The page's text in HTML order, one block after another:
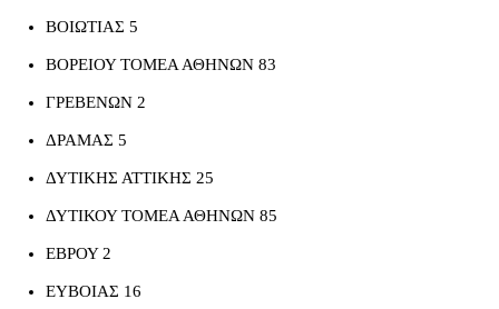
ΒΟΙΩΤΙΑΣ 5
ΒΟΡΕΙΟΥ ΤΟΜΕΑ ΑΘΗΝΩΝ 83
ΓΡΕΒΕΝΩΝ 2
ΔΡΑΜΑΣ 5
ΔΥΤΙΚΗΣ ΑΤΤΙΚΗΣ 25
ΔΥΤΙΚΟΥ ΤΟΜΕΑ ΑΘΗΝΩΝ 85
ΕΒΡΟΥ 2
ΕΥΒΟΙΑΣ 16